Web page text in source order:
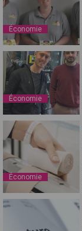
Économie
Économie
Économie